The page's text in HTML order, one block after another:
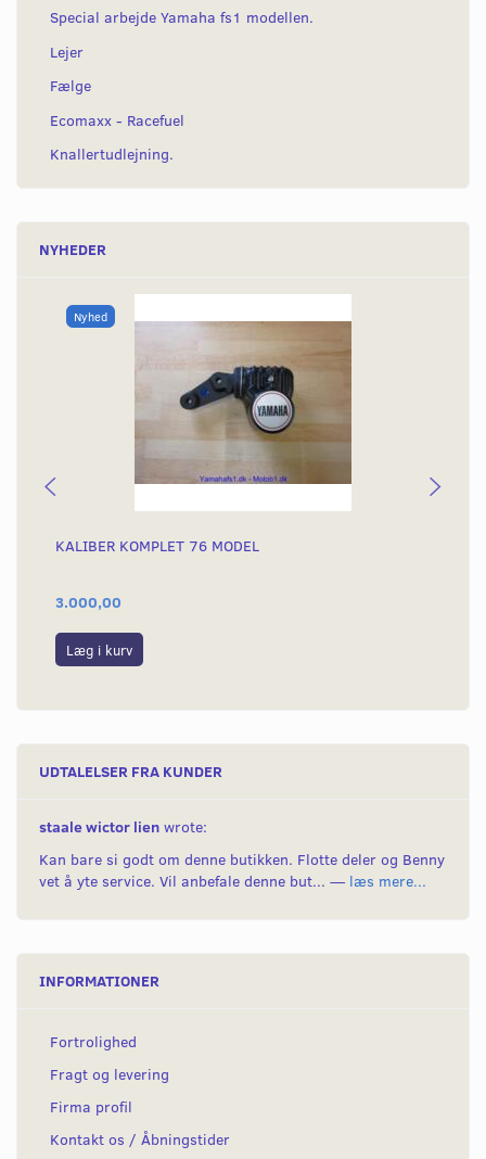
Special arbejde Yamaha fs1 modellen.
Lejer
Fælge
Ecomaxx - Racefuel
Knallertudlejning.
NYHEDER
Nyhed
KALIBER KOMPLET 76 MODEL
3.000,00
Læg i kurv
UDTALELSER FRA KUNDER
staale wictor lien wrote:
Kan bare si godt om denne butikken. Flotte deler og Benny
vet å yte service. Vil anbefale denne but... — læs mere...
INFORMATIONER
Fortrolighed
Fragt og levering
Firma profil
Kontakt os / Åbningstider